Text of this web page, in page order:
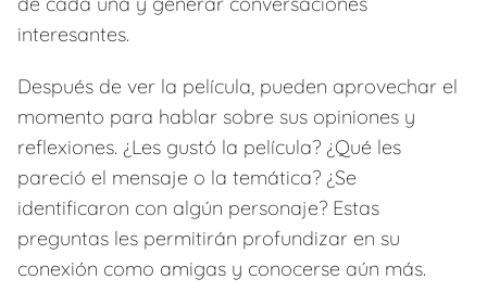
interesantes.
Después de ver la película, pueden aprovechar el
momento para hablar sobre sus opiniones y
reflexiones. ¿Les gustó la película? ¿Qué les
pareció el mensaje o la temática? ¿Se
identificaron con algún personaje? Estas
preguntas les permitirán profundizar en su
conexión como amigas y conocerse aún más.